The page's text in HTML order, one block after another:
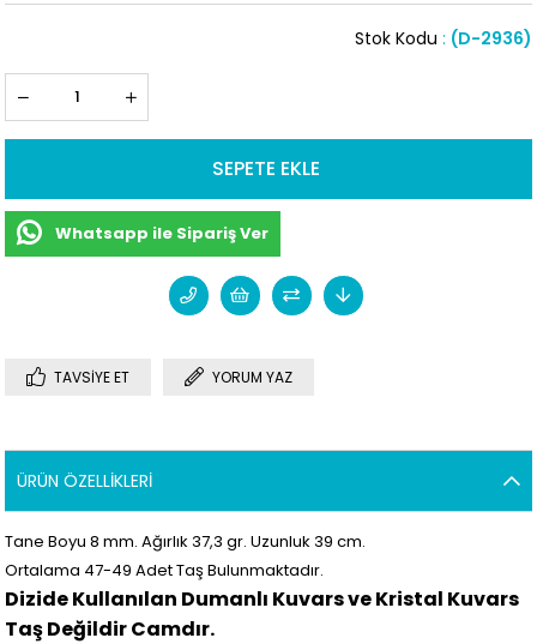
(D-2936)
Stok Kodu
Whatsapp ile Sipariş Ver
TAVSIYE ET YORUM YAZ
ÜRÜN ÖZELLIKLERI
Tane Boyu 8 mm. Ağırlık 37,3 gr. Uzunluk 39 cm.
Ortalama 47-49 Adet Taş Bulunmaktadır.
Dizide Kullanılan Dumanlı Kuvars ve Kristal Kuvars
Taş Değildir Camdır.